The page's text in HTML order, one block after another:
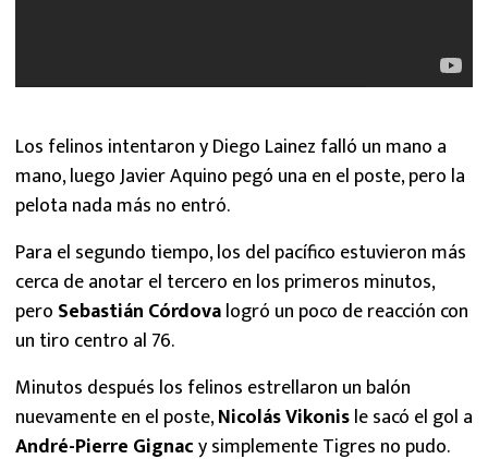
Los felinos intentaron y Diego Lainez falló un mano a
mano, luego Javier Aquino pegó una en el poste, pero la
pelota nada más no entró.
Para el segundo tiempo, los del pacífico estuvieron más
cerca de anotar el tercero en los primeros minutos,
pero Sebastián Córdovalogró un poco de reacción con
un tiro centro al 76.
Minutos después los felinos estrellaron un balón
nuevamente en el poste,Nicolás Vikonisle sacó el gol a
André-Pierre Gignacy simplemente Tigres no pudo.